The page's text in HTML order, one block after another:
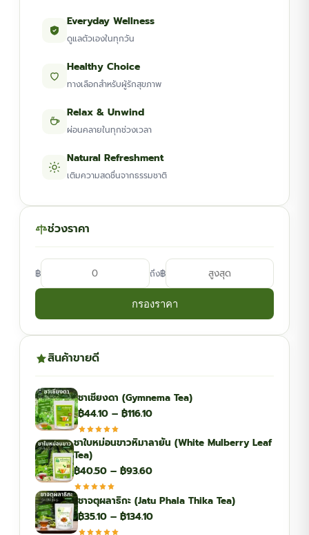
Everyday Wellness
ดูแลตัวเองในทุกวัน
Healthy Choice
ทางเลือกสำหรับผู้รักสุขภาพ
Relax & Unwind
ผ่อนคลายในทุกช่วงเวลา
Natural Refreshment
เติมความสดชื่นจากธรรมชาติ
ช่วงราคา
฿ ถึง฿
กรองราคา
สินค้าขายดี
ชาเชียงดา (Gymnema Tea)
฿44.10 – ฿116.10Price
฿44.10
฿116.10
ชาใบหม่อนขาวหิมาลายัน (White Mulberry Leaf
Tea)
฿40.50 – ฿93.60Price
฿40.50
through
ชาจตุผลาธิกะ (Jatu Phala Thika Tea)
฿35.10 – ฿134.10Price